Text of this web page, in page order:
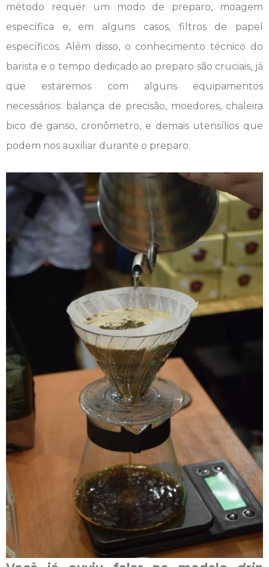
método requer um modo de preparo, moagem
específica e, em alguns casos, filtros de papel
específicos. Além disso, o conhecimento técnico do
barista e o tempo dedicado ao preparo são cruciais, já
que estaremos com alguns equipamentos
necessários: balança de precisão, moedores, chaleira
bico de ganso, cronômetro, e demais utensílios que
podem nos auxiliar durante o preparo.